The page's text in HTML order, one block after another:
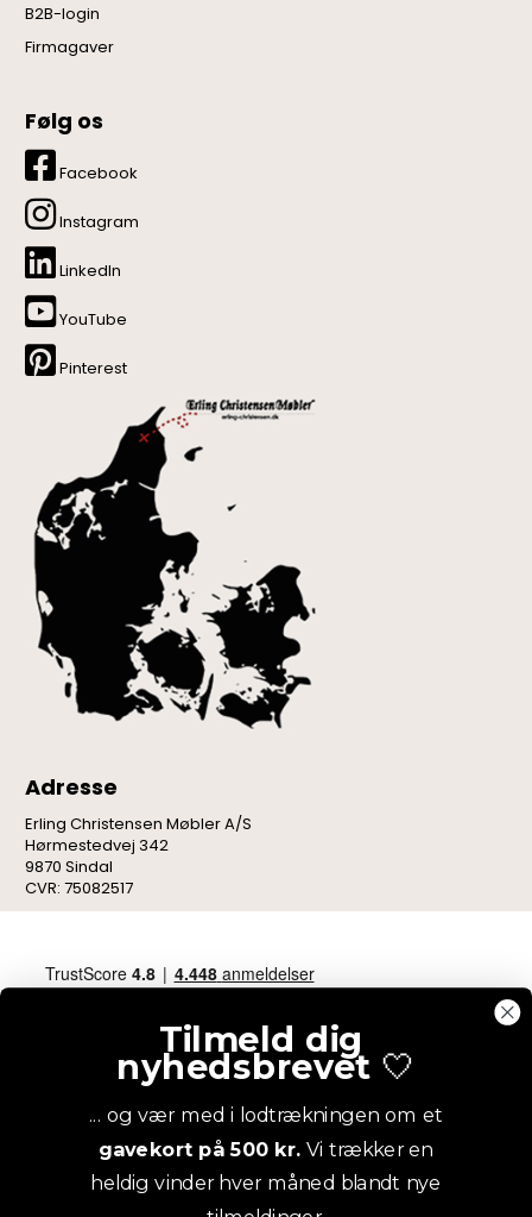
B2B-login
Firmagaver
Følg os
Facebook
Instagram
LinkedIn
YouTube
Pinterest
Adresse
Erling Christensen Møbler A/S
Hørmestedvej 342
9870 Sindal
CVR: 75082517
Tilmeld dig
nyhedsbrevet 🤍
... og vær med i lodtrækningen om et
gavekort på 500 kr. Vi trækker en
heldig vinder hver måned blandt nye